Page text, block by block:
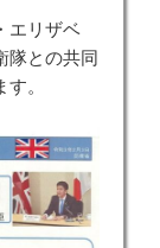
エリザベ
隊との共同
。